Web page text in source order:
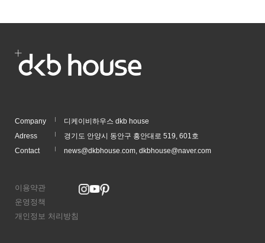
Company
디케이비하우스 dkb house
Adress
경기도 안양시 동안구 흥안대로 519, 601호
Contact
news@dkbhouse.com, dkbhouse@naver.com
이용약관
운영정책
개인정보 처리방침